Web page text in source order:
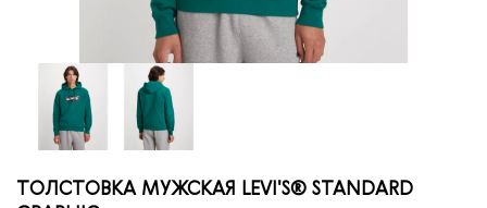
ТОЛСТОВКА МУЖСКАЯ LEVI'S® STANDARD